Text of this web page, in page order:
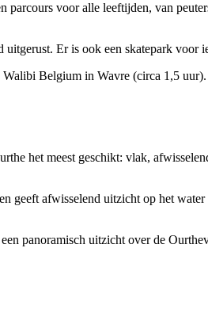
voor alle leeftijden, van
Er is ook een skatepark voor
Belgium in Wavre (circa 1,5
het meest geschikt: vlak,
geeft afwisselend uitzicht op het water
panoramisch uitzicht over de